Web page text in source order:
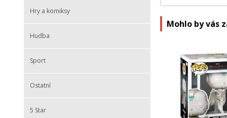
Hry a komiksy
Hudba
Sport
Ostatní
5 Star
Mohlo by vás